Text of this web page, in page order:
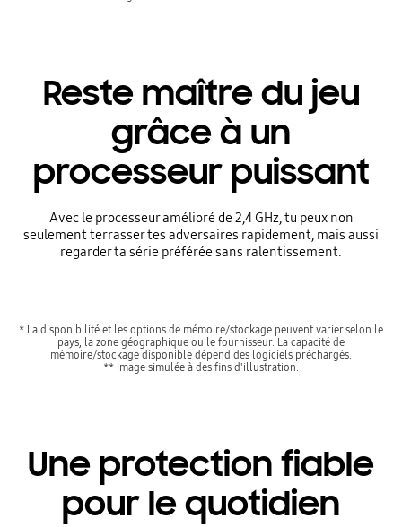
Reste maître du jeu
grâce à un
processeur puissant
Avec le processeur amélioré de 2,4 GHz, tu peux non
seulement terrasser tes adversaires rapidement, mais aussi
regarder ta série préférée sans ralentissement.
* La disponibilité et les options de mémoire/stockage peuvent varier selon le
pays, la zone géographique ou le fournisseur. La capacité de
mémoire/stockage disponible dépend des logiciels préchargés.
** Image simulée à des fins d'illustration.
Une protection fiable
pour le quotidien